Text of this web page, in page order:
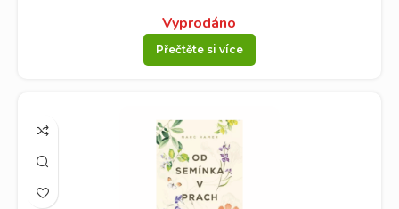
Vyprodáno
Přečtěte si více